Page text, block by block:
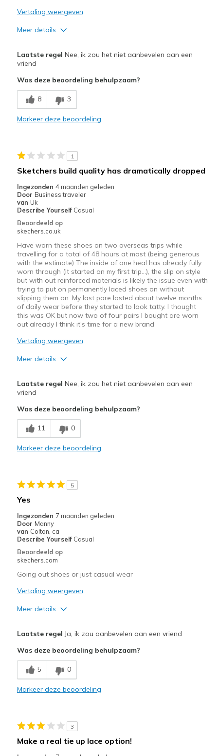
Vertaling weergeven
Meer details
Attractive Design
Comfortable
Stylish
Minpunten
Beste toepassingen
Casual Wear
Going Out
Width
Feels true to width
Sizing
View On Shoes
Laatste regel Nee, ik zou het niet aanbevelen aan een
vriend
Was deze beoordeling behulpzaam?
8 3
Markeer deze beoordeling
1
Sketchers build quality has dramatically dropped
Ingezonden 4 maanden geleden
Door Business traveler
van Uk
Describe Yourself Casual
Beoordeeld op
skechers.co.uk
Have worn these shoes on two overseas trips while
travelling for a total of 48 hours at most (being generous
with the estimate) The inside of one heal has already fully
worn through (it started on my first trip…), the slip on style
but with out reinforced materials is likely the issue even with
trying to put on permanently laced shoes on without
slipping them on. My last pare lasted about twelve months
of daily wear before they started to look tatty. I thought
this was OK but now two of four pairs I bought are worn
out already I think it's time for a new brand
Vertaling weergeven
Meer details
Comfortable
Minpunten
Poor Quality
Wear Out Quickly
Casual Wear
Travel
Width
Feels too narrow
Sizing
Laatste regel Nee, ik zou het niet aanbevelen aan een
vriend
Was deze beoordeling behulpzaam?
11 0
Markeer deze beoordeling
5
Yes
Ingezonden 7 maanden geleden
Door Manny
van Colton, ca
Describe Yourself Casual
Beoordeeld op
skechers.com
Going out shoes or just casual wear
Vertaling weergeven
Meer details
Breathe Well
Comfortable
Beste toepassingen
Laatste regel Ja, ik zou aanbevelen aan een vriend
Was deze beoordeling behulpzaam?
5 0
Markeer deze beoordeling
3
Make a real tie up lace option!